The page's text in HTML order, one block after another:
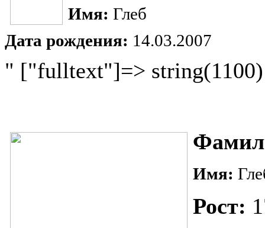
Имя: Глеб
Дата рождения: 14.03.2007
" ["fulltext"]=>
Имя:
Рост: